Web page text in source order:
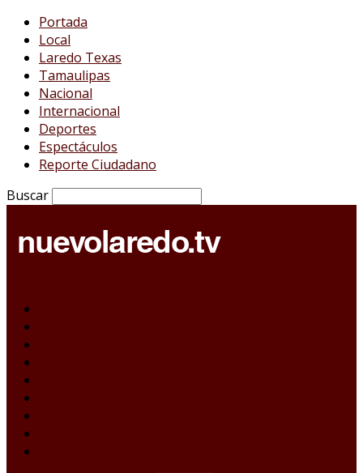
Portada
Local
Laredo Texas
Tamaulipas
Nacional
Internacional
Deportes
Espectáculos
Reporte Ciudadano
Buscar